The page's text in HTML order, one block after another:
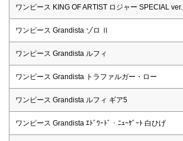
ワンピース KING OF ARTIST ロジャー SPECIAL ver.
ワンピース Grandista ゾロ Ⅱ
ワンピース Grandista ルフィ
ワンピース Grandista トラファルガー・ロー
ワンピース Grandista ルフィ ギア5
ワンピース Grandista ｴﾄﾞﾜｰﾄﾞ・ﾆｭｰｹﾞｰﾄ 白ひげ